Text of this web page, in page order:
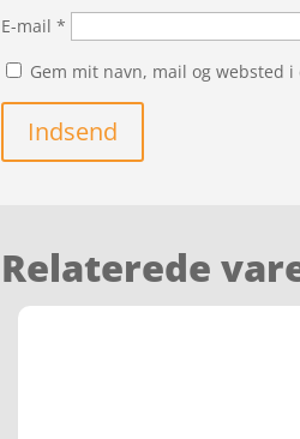
E-mail*
Gem mit navn, mail og websted
Indsend
Relaterede